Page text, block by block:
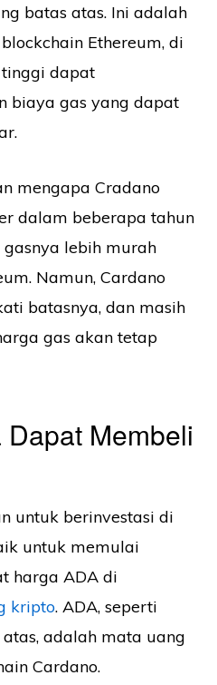
batas atas. Ini adalah
Ethereum, di
dapat
biaya gas yang dapat
mengapa Cradano
dalam beberapa tahun
lebih murah
Namun, Cardano
batasnya, dan masih
gas akan tetap
Membeli
untuk berinvestasi di
untuk memulai
harga ADA di
kripto. ADA, seperti
adalah mata uang
Cardano.